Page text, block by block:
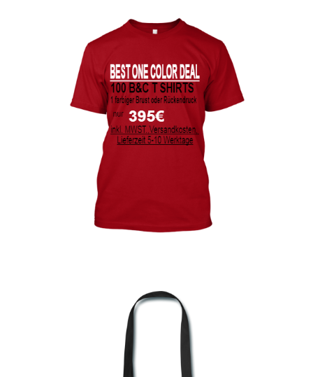
Akbash Hunde T-Shirts Kaufen selber gestalten und
Akbash Hunde T-Shirts Kaufen selber gestalten und
American Bulldog T Shirts Kaufen – Motive selber
gestalten und bedrucken
Arbeitshosen günstig bedrucken
Arbeitskleidung bedrucken Ankum – Firmenlogo
Arbeitskleidung bedrucken Aurich – Firmenlogo